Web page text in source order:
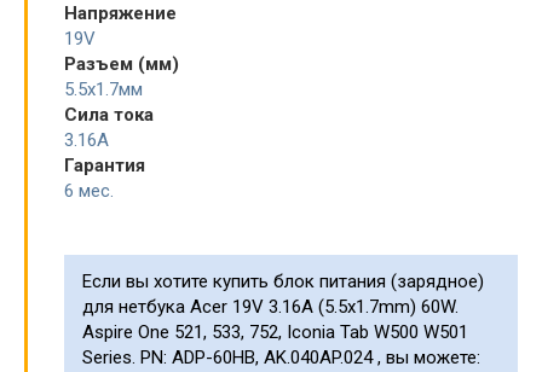
Напряжение
19V
Разъем (мм)
5.5x1.7мм
Сила тока
3.16A
Гарантия
6 мес.
Если вы хотите купить блок питания (зарядное)
для нетбука Acer 19V 3.16A (5.5x1.7mm) 60W.
Aspire One 521, 533, 752, Iconia Tab W500 W501
Series. PN: ADP-60HB, AK.040AP.024 , вы можете: